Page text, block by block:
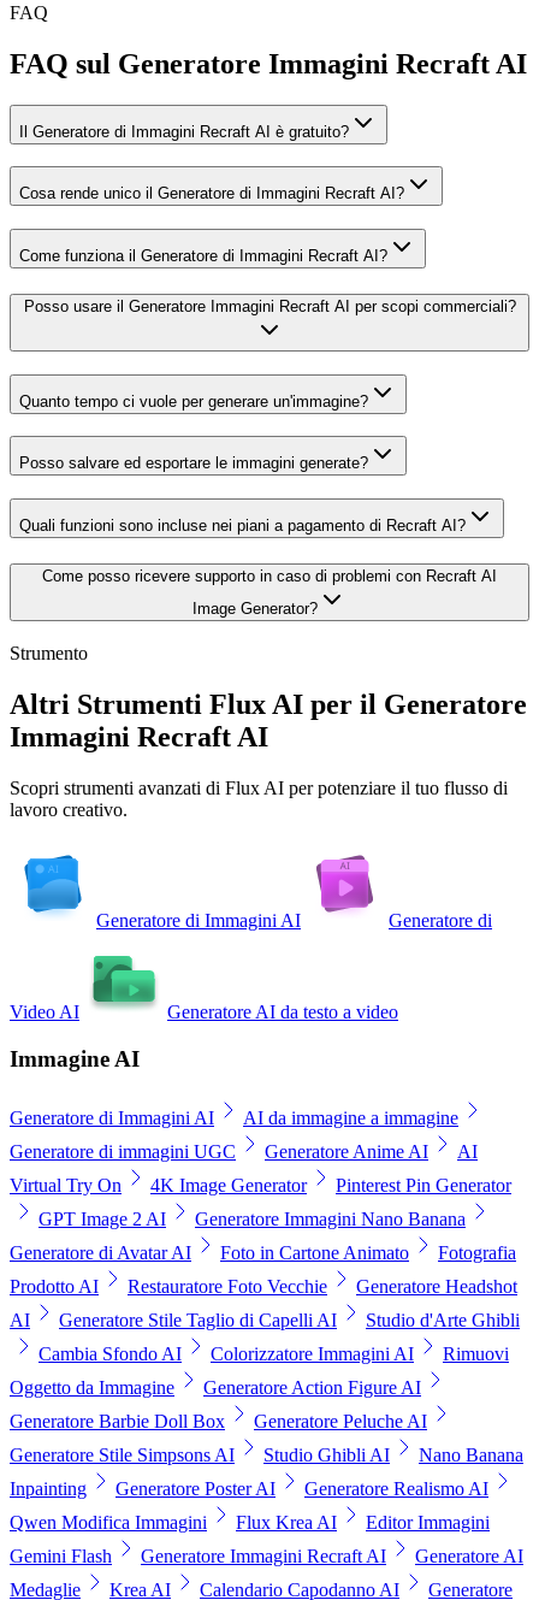
FAQ
FAQ sul Generatore Immagini Recraft AI
Il Generatore di Immagini Recraft AI è gratuito?
Cosa rende unico il Generatore di Immagini Recraft AI?
Come funziona il Generatore di Immagini Recraft AI?
Posso usare il Generatore Immagini Recraft AI per scopi commerciali?
Quanto tempo ci vuole per generare un'immagine?
Posso salvare ed esportare le immagini generate?
Quali funzioni sono incluse nei piani a pagamento di Recraft AI?
Come posso ricevere supporto in caso di problemi con Recraft AI
Image Generator?
Strumento
Altri Strumenti Flux AI per il Generatore
Immagini Recraft AI
Scopri strumenti avanzati di Flux AI per potenziare il tuo flusso di
lavoro creativo.
Generatore di Immagini AI Generatore di
Video AI Generatore AI da testo a video
Immagine AI
Generatore di Immagini AI
AI da immagine a immagine
Generatore di immagini UGC
Generatore Anime AI
AI
Virtual Try On
4K Image Generator
Pinterest Pin Generator
GPT Image 2 AI
Generatore Immagini Nano Banana
Generatore di Avatar AI
Foto in Cartone Animato
Fotografia
Prodotto AI
Restauratore Foto Vecchie
Generatore Headshot
AI
Generatore Stile Taglio di Capelli AI
Studio d'Arte Ghibli
Cambia Sfondo AI
Colorizzatore Immagini AI
Rimuovi
Oggetto da Immagine
Generatore Action Figure AI
Generatore Barbie Doll Box
Generatore Peluche AI
Generatore Stile Simpsons AI
Studio Ghibli AI
Nano Banana
Inpainting
Generatore Poster AI
Generatore Realismo AI
Qwen Modifica Immagini
Flux Krea AI
Editor Immagini
Gemini Flash
Generatore Immagini Recraft AI
Generatore AI
Medaglie
Krea AI Calendario Capodanno AI Generatore